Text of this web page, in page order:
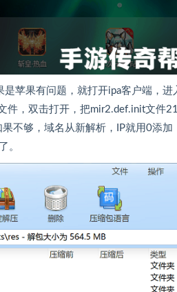
苹果有问题，就打开ipa客户端，
件，双击打开，把mir2.def.init文件
不够，域名从新解析，IP就用0添
。